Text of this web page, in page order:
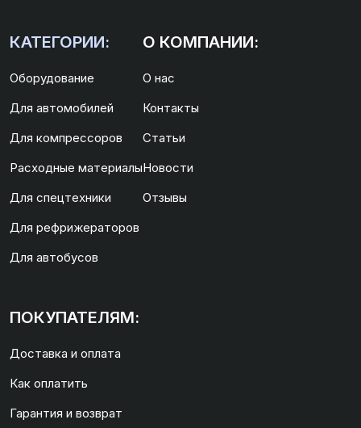
КАТЕГОРИИ:
Оборудование
Для автомобилей
Для компрессоров
Расходные материалы
Для спецтехники
Для рефрижераторов
Для автобусов
О КОМПАНИИ:
О нас
Контакты
Статьи
Новости
Отзывы
ПОКУПАТЕЛЯМ:
Доставка и оплата
Как оплатить
Гарантия и возврат